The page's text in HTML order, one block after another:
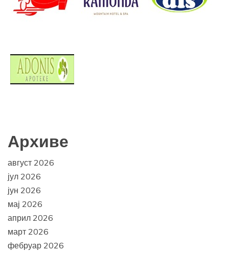
Архиве
август 2026
јул 2026
јун 2026
мај 2026
април 2026
март 2026
фебруар 2026